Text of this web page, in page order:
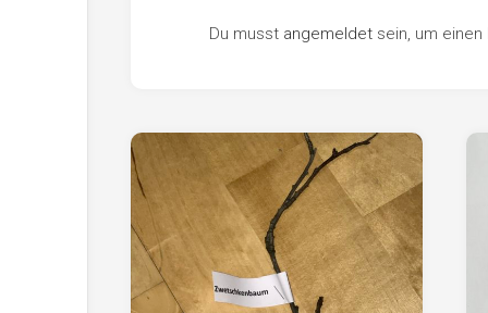
Du musst angemeldet sein, um